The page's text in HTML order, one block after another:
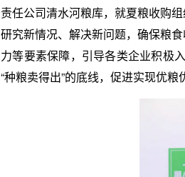
责任公司清水河粮库，就夏粮收购
研究新情况、解决新问题，确保粮
力等要素保障，引导各类企业积极
“种粮卖得出”的底线，促进实现优粮